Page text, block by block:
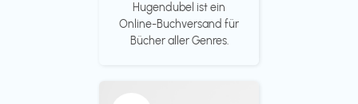
Hugendubel ist ein
Online-Buchversand für
Bücher aller Genres.